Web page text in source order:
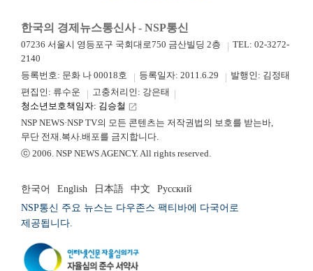
한국의 경제뉴스통신사 - NSP통신
07236 서울시 영등포구 국회대로750 금산빌딩 2층
TEL: 02-3272-
2140
등록번호: 문화 나 00018호
등록일자: 2011.6.29
발행인: 김정태
편집인: 류수운
고충처리인: 강은태
청소년보호책임자: 김승철 launch
NSP NEWS·NSP TV의 모든 콘텐츠는 저작권법의 보호를 받는바,
무단 전재.복사.배포를 금지합니다.
ⓒ 2006. NSP NEWS AGENCY. All rights reserved.
한국어 English 日本語 中文
Русский
NSP통신 주요 뉴스는 다우존스 팩티바에 다국어로
제공됩니다.